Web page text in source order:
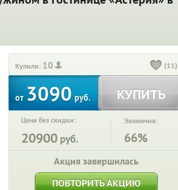
Купили: 10 (11)
от 3090 руб. КУПИТЬ
Цена без скидки:
20900 руб.
Экономия:
66%
Акция завершилась
ПОВТОРИТЬ АКЦИЮ